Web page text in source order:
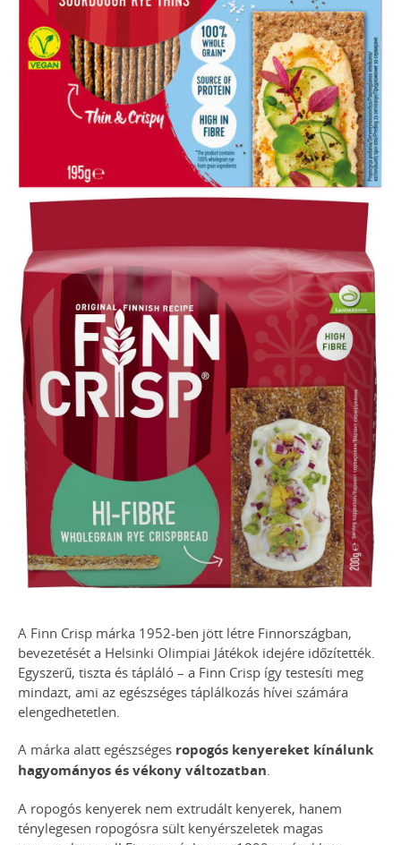
A Finn Crisp márka 1952-ben jött létre Finnországban,
bevezetését a Helsinki Olimpiai Játékok idejére időzítették.
Egyszerű, tiszta és tápláló – a Finn Crisp így testesíti meg
mindazt, ami az egészséges táplálkozás hívei számára
elengedhetetlen.
A márka alatt egészséges ropogós kenyereket kínálunk
hagyományos és vékony változatban.
A ropogós kenyerek nem extrudált kenyerek, hanem
ténylegesen ropogósra sült kenyérszeletek magas